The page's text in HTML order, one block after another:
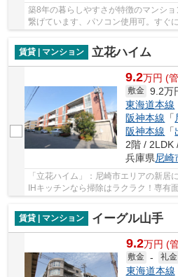
築8年の暮らしやすさが特徴のマンシ
繋げています、パソコン使用可。すぐ
賃貸 | マンション
立花ハイム
9.2万円 (
敷金 9.2万
東海道本線
阪神本線 「
阪神本線 「
2階 / 2LDK
兵庫県尼崎
「立花ハイム」：尼崎市エリアの新居
IHキッチンなら掃除はラクラク！専有
賃貸 | マンション
イーグル山手
9.2万円 (
敷金 - 礼金
東海道本線